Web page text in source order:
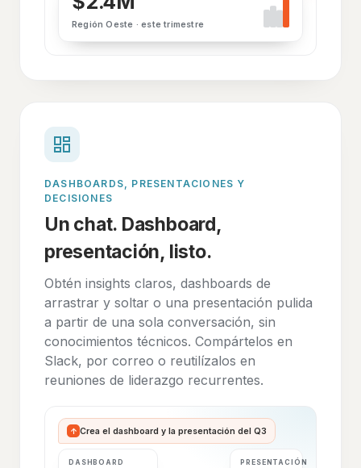
Región Oeste · este trimestre
DASHBOARDS, PRESENTACIONES Y
DECISIONES
Un chat. Dashboard,
presentación, listo.
Obtén insights claros, dashboards de
arrastrar y soltar o una presentación pulida
a partir de una sola conversación, sin
conocimientos técnicos. Compártelos en
Slack, por correo o reutilízalos en
reuniones de liderazgo recurrentes.
↑ Crea el dashboard y la presentación del Q3
DASHBOARD PRESENTACIÓN